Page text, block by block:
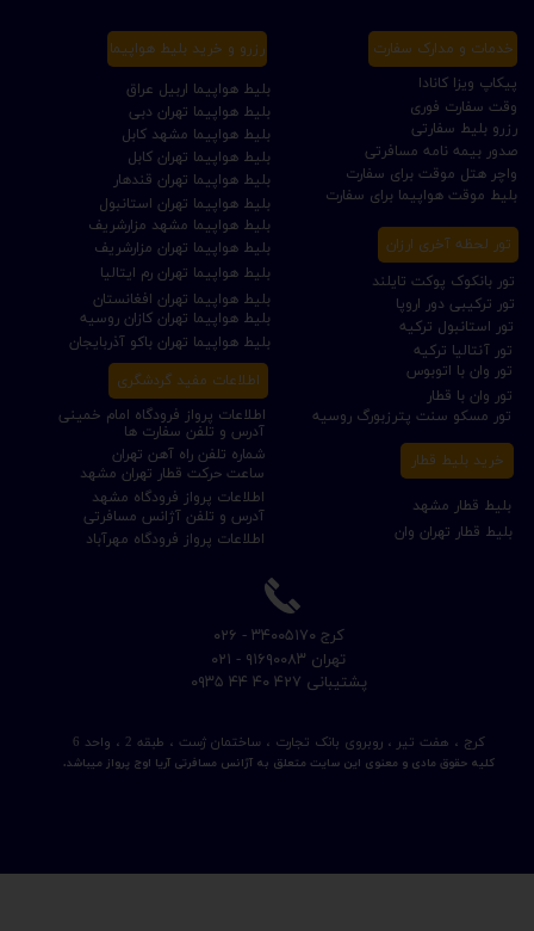
کلیه حقوق مادی و معنوی این سایت متعلق به آژانس مسافرتی آریا اوج پرواز میباشد.
​تهران ۹۱۶۹۰۰۸۳ - ۰۲۱
کرج ، هفت تیر ، روبروی بانک تجارت ، ساختمان ژست ، طبقه 2 ، واحد 6
​کرج ۳۴۰۰۵۱۷۰ - ۰۲۶
​پشتیبانی ۴۲۷ ۴۰ ۴۴ ۰۹۳۵
تور ترکیبی دور اروپا
رزرو بلیط سفارتی
پیکاپ ویزا کانادا
بلیط هواپیما تهران کابل
بلیط هواپیما تهران مزارشریف
بلیط هواپیما مشهد کابل
بلیط هواپیما تهران قندهار
بلیط هواپیما تهران افغانستان
بلیط هواپیما مشهد مزارشریف
بلیط قطار تهران وان
بلیط قطار مشهد
بلیط موقت هواپیما برای سفارت
واچر هتل موقت برای سفارت
بلیط هواپیما تهران رم ایتالیا
اطلاعات پرواز فرودگاه امام خمینی
بلیط هواپیما تهران دبی
بلیط هواپیما تهران باکو آذربایجان
بلیط هواپیما تهران استانبول
بلیط هواپیما تهران کازان روسیه
بلیط هواپیما اربیل عراق
صدور بیمه نامه مسافرتی
تور آنتالیا ترکیه
تور استانبول ترکیه
تور مسکو سنت پترزبورگ روسیه
تور وان با قطار
تور بانکوک پوکت تایلند
تور وان با اتوبوس
ساعت حرکت قطار تهران مشهد
خرید بلیط قطار
خدمات و مدارک سفارت رزرو و خرید بلیط هواپیما
تور لحظه آخری ارزان
شماره تلفن راه آهن تهران
وقت سفارت فوری
اطلاعات پرواز فرودگاه مهرآباد
اطلاعات پرواز فرودگاه مشهد
آدرس و تلفن سفارت ها
آدرس و تلفن آژانس مسافرتی
اطلاعات مفید گردشگری